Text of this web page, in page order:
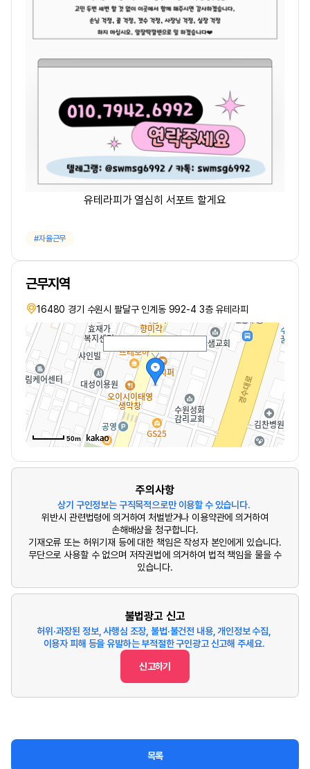
유테라피가 열심히 서포트 할게요
자율근무
근무지역
16480 경기 수원시 팔달구 인계동 992-4 3층 유테라피
50m
주의사항
상기 구인정보는 구직목적으로만 이용할 수 있습니다.
위반시 관련법령에 의거하여 처벌받거나 이용약관에 의거하여
손해배상을 청구합니다.
기재오류 또는 허위기재 등에 대한 책임은 작성자 본인에게 있습니다.
무단으로 사용할 수 없으며 저작권법에 의거하여 법적 책임을 물을 수
있습니다.
불법광고 신고
허위·과장된 정보, 사행심 조장, 불법·불건전 내용, 개인정보 수집,
이용자 피해 등을 유발하는 부적절한 구인광고 신고해 주세요.
신고하기
목록